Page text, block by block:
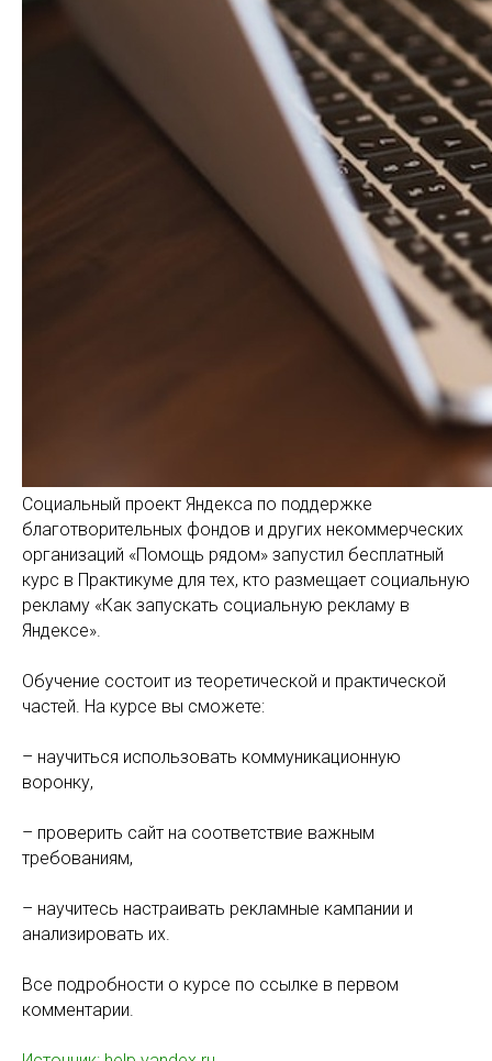
Социальный проект Яндекса по поддержке
благотворительных фондов и других некоммерческих
организаций «Помощь рядом» запустил бесплатный
курс в Практикуме для тех, кто размещает социальную
рекламу «Как запускать социальную рекламу в
Яндексе».
Обучение состоит из теоретической и практической
частей. На курсе вы сможете:
– научиться использовать коммуникационную
воронку,
– проверить сайт на соответствие важным
требованиям,
– научитесь настраивать рекламные кампании и
анализировать их.
Все подробности о курсе по ссылке в первом
комментарии.